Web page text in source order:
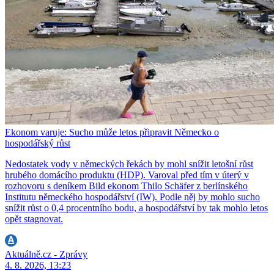
Ekonom varuje: Sucho může letos připravit Německo o
hospodářský růst
Nedostatek vody v německých řekách by mohl snížit letošní růst
hrubého domácího produktu (HDP). Varoval před tím v úterý v
rozhovoru s deníkem Bild ekonom Thilo Schäfer z berlínského
Institutu německého hospodářství (IW). Podle něj by mohlo sucho
snížit růst o 0,4 procentního bodu, a hospodářství by tak mohlo letos
opět stagnovat.
Aktuálně.cz - Zprávy
4. 8. 2026, 13:23